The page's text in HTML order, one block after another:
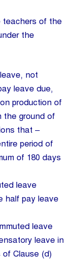
teachers of the
the
not
leave due,
production of
the ground of
that –
period of
of 180 days
leave
half pay leave
leave
leave in
of Clause (d)